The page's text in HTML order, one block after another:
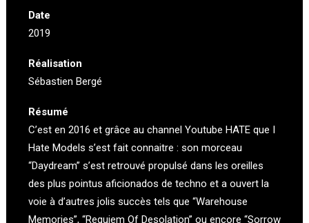
Date
2019
Réalisation
Sébastien Bergé
Résumé
C’est en 2016 et grâce au channel Youtube HATE que I
Hate Models s’est fait connaitre : son morceau
“Daydream” s’est retrouvé propulsé dans les oreilles
des plus pointus aficionados de techno et a ouvert la
voie à d’autres jolis succès tels que “Warehouse
Memories”, “Requiem Of Desolation” ou encore “Sorrow